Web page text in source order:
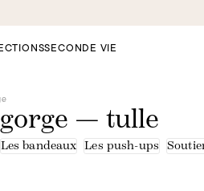
SECONDE VIE
— tulle
Les bandeaux Les push-ups